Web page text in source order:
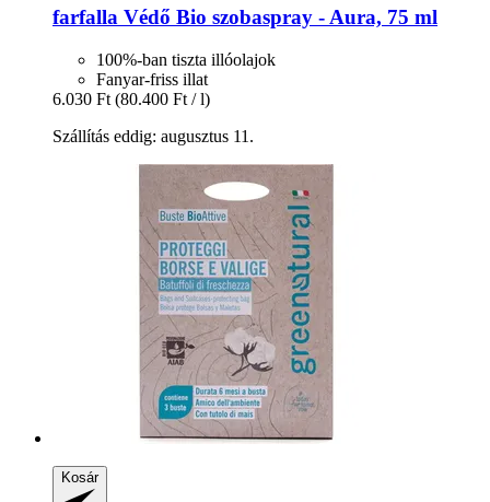
farfalla Védő Bio szobaspray -​ Aura, 75 ml
100%-ban tiszta illóolajok
Fanyar-friss illat
6.030 Ft (80.400 Ft / l)
Szállítás eddig: augusztus 11.
Kosár